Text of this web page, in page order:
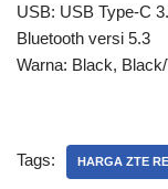
USB: USB Type-C
Bluetooth versi 5.3
Warna: Black,
Tags: HARGA ZTE